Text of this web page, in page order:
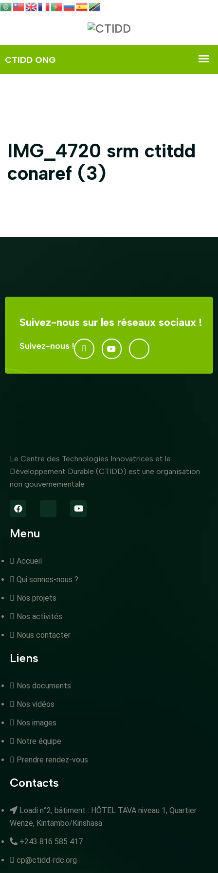
IMG_4720 srm ctitdd
conaref (3)
Suivez-nous sur les réseaux sociaux !
Suivez-nous !
Le Centre des Technologies Innovatrices et le
Développement Durable (CTIDD) est une organisation
non gouvernementale
Menu
Accueil
Qui sonnes-nous ?
Nos projets
Nos activités
Nous contacter
Liens
Nos documents
Nos vidéos
Nos images
Notre équipe
Prendre rendez-vous
Contacts
Loadi n°2, bâtiment : HÔTEL TAVA niveau 1, Quartier
Wenze, Kintambo/Kinshasa
+243 816 585 417
cp@ctidd-rdc.org